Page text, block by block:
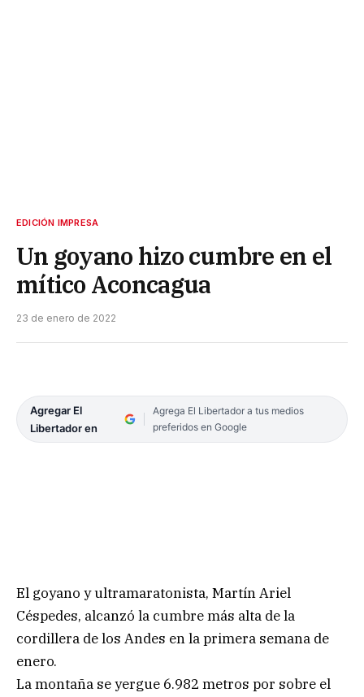
EDICIÓN IMPRESA
Un goyano hizo cumbre en el
mítico Aconcagua
23 de enero de 2022
Agregar El
Libertador en
Agrega El Libertador a tus medios
preferidos en Google
El goyano y ultramaratonista, Martín Ariel
Céspedes, alcanzó la cumbre más alta de la
cordillera de los Andes en la primera semana de
enero.
La montaña se yergue 6.982 metros por sobre el